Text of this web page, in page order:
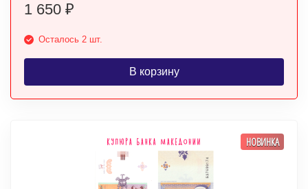
1 650 ₽
Осталось 2 шт.
В корзину
НОВИНКА